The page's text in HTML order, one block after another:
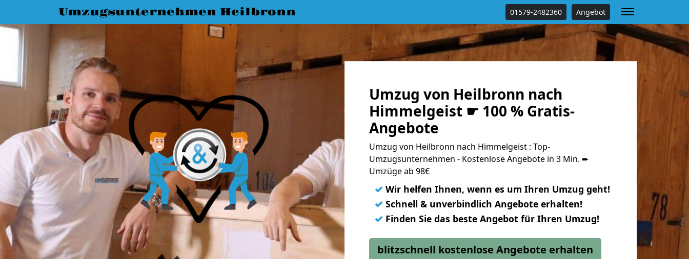
Umzugsunternehmen Heilbronn 01579-2482360 Angebot
Umzug von Heilbronn nach
Himmelgeist ☛ 100 % Gratis-
Angebote
Umzug von Heilbronn nach Himmelgeist : Top-
Umzugsunternehmen - Kostenlose Angebote in 3 Min. ➨
Umzüge ab 98€
✓ Wir helfen Ihnen, wenn es um Ihren Umzug geht!
✓ Schnell & unverbindlich Angebote erhalten!
✓ Finden Sie das beste Angebot für Ihren Umzug!
blitzschnell kostenlose Angebote erhalten